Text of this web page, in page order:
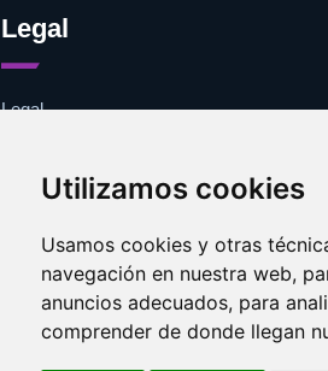
Utilizamos cookies
Usamos cookies y otras
navegación en nuestra web,
anuncios adecuados, para
comprender de donde llegan
Legal
Legal
Contacto